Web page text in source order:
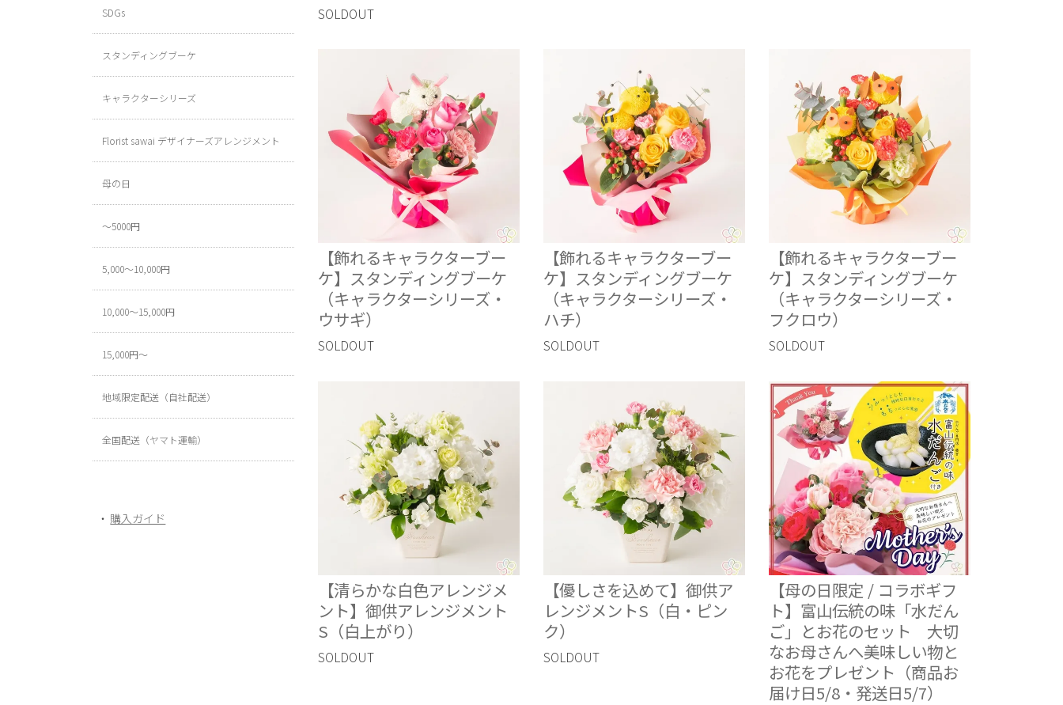
SOLDOUT
【飾れるキャラクターブー
ケ】スタンディングブーケ
（キャラクターシリーズ・
ウサギ）
SOLDOUT
【飾れるキャラクターブー
ケ】スタンディングブーケ
（キャラクターシリーズ・
ハチ）
SOLDOUT
【飾れるキャラクターブー
ケ】スタンディングブーケ
（キャラクターシリーズ・
フクロウ）
SOLDOUT
【清らかな白色アレンジメ
ント】御供アレンジメント
S（白上がり）
SOLDOUT
【優しさを込めて】御供ア
レンジメントS（白・ピン
ク）
SOLDOUT
【母の日限定 / コラボギフ
ト】富山伝統の味「水だん
ご」とお花のセット 大切
なお母さんへ美味しい物と
お花をプレゼント（商品お
届け日5/8・発送日5/7）
SDGs
スタンディングブーケ
キャラクターシリーズ
Florist sawai デザイナーズアレンジメント
母の日
～5000円
5,000～10,000円
10,000～15,000円
15,000円～
地域限定配送（自社配送）
全国配送（ヤマト運輸）
購入ガイド